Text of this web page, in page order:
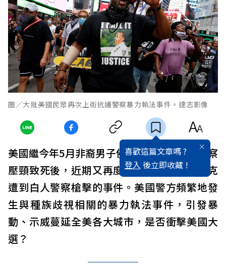
圖／大批美國民眾再次上街抗議警察暴力執法事件。達志影像
喜歡這篇文章嗎 ?
登入 後立即收藏 !
美國繼今年5月非裔男子佛洛伊德，遭白人警察
壓頸致死後，近期又再度發生非裔男子布萊克
遭到白人警察槍擊的事件。美國警方頻繁地發
生與種族歧視相關的暴力執法事件，引發暴
動、示威蔓延全美各大城市，是否衝擊美國大
選？